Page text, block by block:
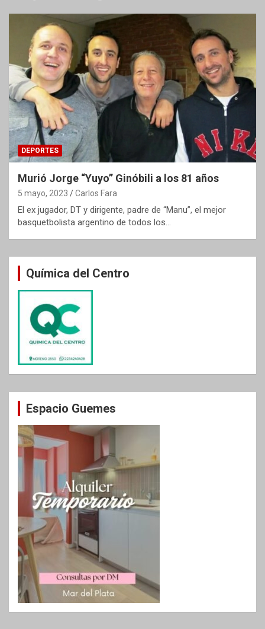
DEPORTES
Murió Jorge “Yuyo” Ginóbili a los 81 años
5 mayo, 2023 Carlos Fara
El ex jugador, DT y dirigente, padre de “Manu”, el mejor
basquetbolista argentino de todos los…
Química del Centro
Espacio Guemes